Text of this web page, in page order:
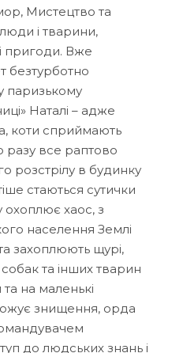
Мистецтво та
і тварини,
пригоди. Вже
безтурботно
паризькому
Наталі – адже
коти сприймають
разу все раптово
розстрілу в будинку
стаються сутички
хаос, з
населення Землі
захоплюють щурі,
та інших тварин
на маленькі
знищення, орда
до людських знань і